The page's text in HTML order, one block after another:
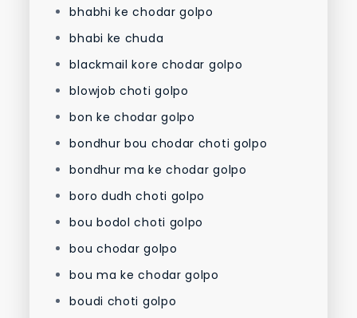
bhabhi ke chodar golpo
bhabi ke chuda
blackmail kore chodar golpo
blowjob choti golpo
bon ke chodar golpo
bondhur bou chodar choti golpo
bondhur ma ke chodar golpo
boro dudh choti golpo
bou bodol choti golpo
bou chodar golpo
bou ma ke chodar golpo
boudi choti golpo